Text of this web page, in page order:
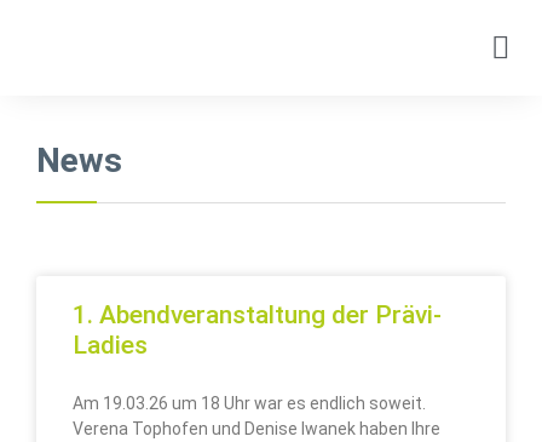
News
1. Abendveranstaltung der Prävi-
Ladies
Am 19.03.26 um 18 Uhr war es endlich soweit.
Verena Tophofen und Denise Iwanek haben Ihre